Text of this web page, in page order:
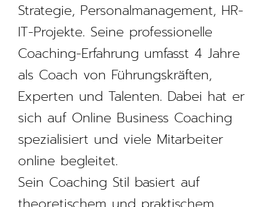
Strategie, Personalmanagement, HR-
IT-Projekte. Seine professionelle
Coaching-Erfahrung umfasst 4 Jahre
als Coach von Führungskräften,
Experten und Talenten. Dabei hat er
sich auf Online Business Coaching
spezialisiert und viele Mitarbeiter
online begleitet.​
Sein Coaching Stil basiert auf